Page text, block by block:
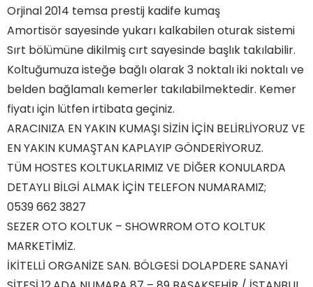
Orjinal 2014 temsa prestij kadife kumaş
Amortisör sayesinde yukarı kalkabilen oturak sistemi
Sırt bölümüne dikilmiş cırt sayesinde başlık takılabilir.
Koltuğumuza isteğe bağlı olarak 3 noktalı iki noktalı ve
belden bağlamalı kemerler takılabilmektedir. Kemer
fiyatı için lütfen irtibata geçiniz.
ARACINIZA EN YAKIN KUMAŞI SİZİN İÇİN BELİRLİYORUZ VE
EN YAKIN KUMAŞTAN KAPLAYIP GÖNDERİYORUZ.
TÜM HOSTES KOLTUKLARIMIZ VE DİĞER KONULARDA
DETAYLI BİLGİ ALMAK İÇİN TELEFON NUMARAMIZ;
0539 662 3827
SEZER OTO KOLTUK – SHOWRROM OTO KOLTUK
MARKETİMİZ.
İKİTELLİ ORGANİZE SAN. BÖLGESİ DOLAPDERE SANAYİ